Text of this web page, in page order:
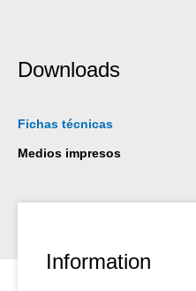
Downloads
Fichas técnicas
Medios impresos
Information